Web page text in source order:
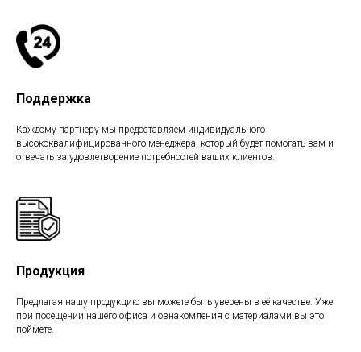
Поддержка
Каждому партнеру мы предоставляем индивидуального
высококвалифицированного менеджера, который будет помогать вам и
отвечать за удовлетворение потребностей ваших клиентов.
Продукция
Предлагая нашу продукцию вы можете быть уверены в её качестве. Уже
при посещении нашего офиса и ознакомления с материалами вы это
поймете.